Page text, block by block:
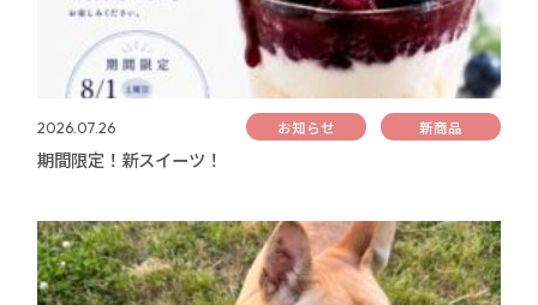
2026.07.26 お知らせ 新商品
期間限定！新スイーツ！